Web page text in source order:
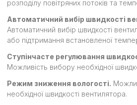
розподілу повітряних потоків та
Автоматичний вибір швидкості
Автоматичний вибір швидкості
або підтримання встановленої
Ступінчасте регулювання
Можливість вибору необхідної
Режим зниження вологості.
необхідної швидкості вентилятора.